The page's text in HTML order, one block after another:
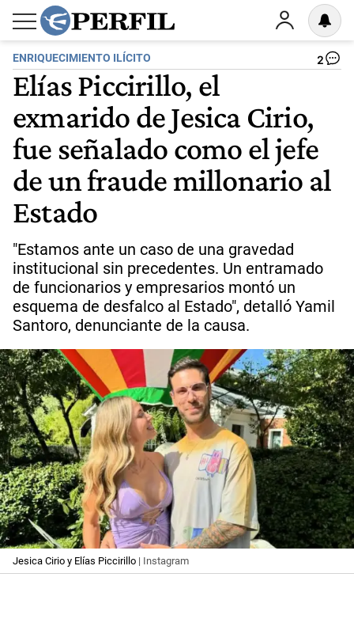
ENRIQUECIMIENTO ILÍCITO 2
Elías Piccirillo, el
exmarido de Jesica Cirio,
fue señalado como el jefe
de un fraude millonario al
Estado
"Estamos ante un caso de una gravedad
institucional sin precedentes. Un entramado
de funcionarios y empresarios montó un
esquema de desfalco al Estado", detalló Yamil
Santoro, denunciante de la causa.
Jesica Cirio y Elías Piccirillo | Instagram